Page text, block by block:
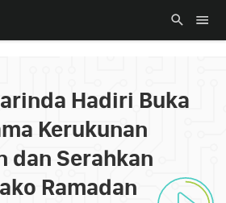
Hadiri Buka
Kerukunan
dan Serahkan
Ramadan